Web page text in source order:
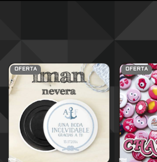
OFERTA OFERTA